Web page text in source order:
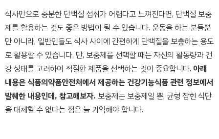
식사만으로 충분한 단백질 섭취가 어렵다고 느껴진다면, 단백질 보충
제를 활용하는 것도 좋은 방법이 될 수 있습니다. 운동을 하는 분들뿐
만 아니라, 일반인들도 식사 사이에 간편하게 단백질을 보충하는 용도
로 활용할 수 있습니다. 단, 보충제를 선택할 때는 자신의 활동량과 건
강 상태를 고려하여 적절한 제품을 선택하는 것이 중요합니다. 아래
내용은 식품의약품안전처에서 제공하는 건강기능식품 관련 정보에서
발췌한 내용인데, 참고해보자. 보충제는 보충제일 뿐, 균형 잡힌 식단
을 대체할 수 없다는 점은 늘 기억해야 합니다.